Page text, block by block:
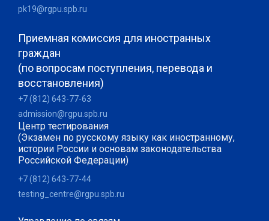
pk19@rgpu.spb.ru
Приемная комиссия для иностранных
граждан
(по вопросам поступления, перевода и
восстановления)
+7 (812) 643-77-63
admission@rgpu.spb.ru
Центр тестирования
(Экзамен по русскому языку как иностранному,
истории России и основам законодательства
Российской Федерации)
+7 (812) 643-77-44
testing_centre@rgpu.spb.ru